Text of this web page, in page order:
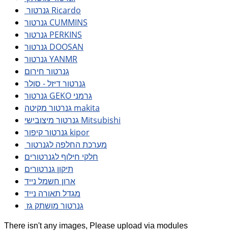
גנרטור Ricardo
גנרטור CUMMINS
גנרטור PERKINS
גנרטור DOOSAN
גנרטור YANMR
גנרטור חירום
גנרטור דיזל - סולר
גנרטור GEKO גרמני
גנרטור מקיטה makita
גנרטור מיצובישי Mitsubishi
גנרטור קיפור kipor
מערכת החלפה לגנרטור
חלקי חילוף לגנרטורים
תיקון גנרטורים
ארון חשמל נייד
מגדל תאורה נייד
גנרטור מושתק גז
There isn't any images, Please upload via modules